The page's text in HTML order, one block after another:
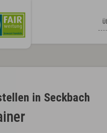
in Seckbach